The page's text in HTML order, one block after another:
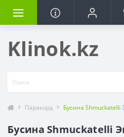
Klinok.kz
Паракорд Бусина
Бусина Shmuckatelli